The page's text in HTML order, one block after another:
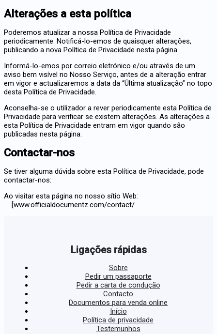
Alterações a esta política
Poderemos atualizar a nossa Política de Privacidade
periodicamente. Notificá-lo-emos de quaisquer alterações,
publicando a nova Política de Privacidade nesta página.
Informá-lo-emos por correio eletrónico e/ou através de um
aviso bem visível no Nosso Serviço, antes de a alteração entrar
em vigor e actualizaremos a data da “Última atualização” no topo
desta Política de Privacidade.
Aconselha-se o utilizador a rever periodicamente esta Política de
Privacidade para verificar se existem alterações. As alterações a
esta Política de Privacidade entram em vigor quando são
publicadas nesta página.
Contactar-nos
Se tiver alguma dúvida sobre esta Política de Privacidade, pode
contactar-nos:
Ao visitar esta página no nosso sítio Web:
[www.officialdocumentz.com/contact/
Ligações rápidas
Sobre
Pedir um passaporte
Pedir a carta de condução
Contacto
Documentos para venda online
Início
Política de privacidade
Testemunhos